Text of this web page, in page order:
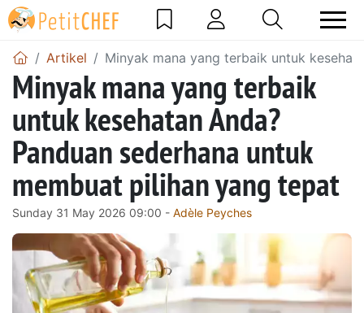
Artikel Minyak mana yang terbaik untuk
Minyak mana yang terbaik
untuk kesehatan Anda?
Panduan sederhana untuk
membuat pilihan yang tepat
Sunday 31 May 2026 09:00 - Adèle Peyches